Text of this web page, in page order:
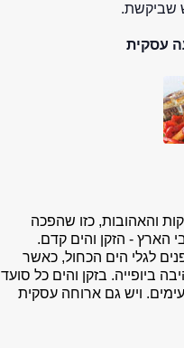
שביקשת.
עסקית
והאהובות, כזו שהפכה
הארץ - הזקן והים קדם.
לגלי הים הכחול, כאשר
ביופייה. בזקן והים כל סועד
ויש גם ארוחה עסקית